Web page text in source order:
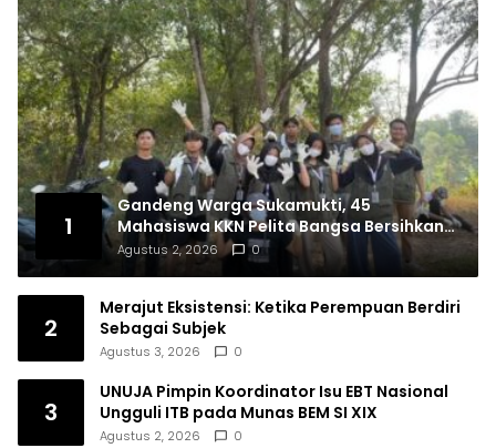
1
Gandeng Warga Sukamukti, 45
Mahasiswa KKN Pelita Bangsa Bersihkan
Drainase Desa
Agustus 2, 2026 0
2
Merajut Eksistensi: Ketika Perempuan Berdiri
Sebagai Subjek
Agustus 3, 2026 0
3
UNUJA Pimpin Koordinator Isu EBT Nasional
Ungguli ITB pada Munas BEM SI XIX
Agustus 2, 2026 0